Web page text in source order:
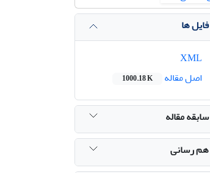
فایل ها
اصل مقاله
1000.18 K
سابقه مقاله
هم رسانی